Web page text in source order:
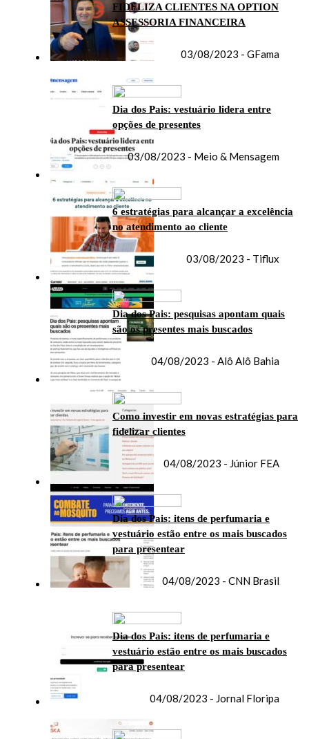
FIDELIZA CLIENTES NA OPTION
ASSESSORIA FINANCEIRA
03/08/2023 - GFama
Dia dos Pais: vestuário lidera entre
opções de presentes
03/08/2023 - Meio & Mensagem
6 estratégias para alcançar a excelência
no atendimento ao cliente
03/08/2023 - Tiflux
Dia dos Pais: pesquisas apontam quais
são os presentes mais buscados
04/08/2023 - Alô Alô Bahia
Como investir em novas estratégias para
fidelizar clientes
04/08/2023 - Júnior FEA
Dia dos Pais: itens de perfumaria e
vestuário estão entre os mais buscados
para presentear
04/08/2023 - CNN Brasil
Dia dos Pais: itens de perfumaria e
vestuário estão entre os mais buscados
para presentear
04/08/2023 - Jornal Floripa